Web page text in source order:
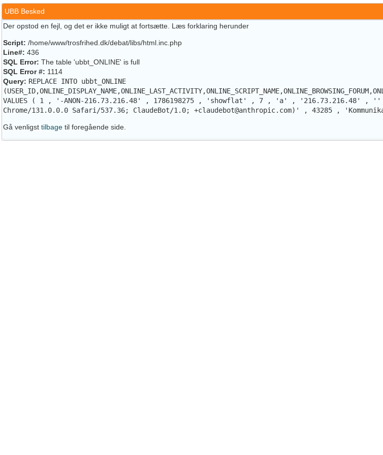
UBB Besked
Der opstod en fejl, og det er ikke muligt at fortsætte. Læs forklaring herunder
Script: /home/www/trosfrihed.dk/debat/libs/html.inc.php
Line#: 436
SQL Error: The table 'ubbt_ONLINE' is full
SQL Error #: 1114
Query: REPLACE INTO ubbt_ONLINE
VALUES ( 1 , '-ANON-216.73.216.48' , 1786198275 , 'showflat' , 7 , 'a' , '216.73.216.48' , '' ,
Chrome/131.0.0.0 Safari/537.36; ClaudeBot/1.0; +claudebot@anthropic.com)' , 43285 ,
Gå venligst tilbage til foregående side.